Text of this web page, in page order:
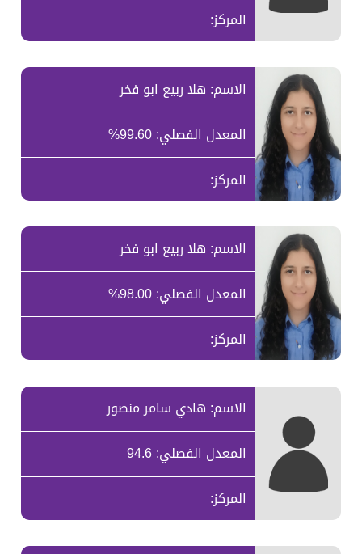
المركز:
الاسم: هلا ربيع ابو فخر
المعدل الفصلي: 99.60%
المركز:
الاسم: هلا ربيع ابو فخر
المعدل الفصلي: 98.00%
المركز:
الاسم: هادي سامر منصور
المعدل الفصلي: 94.6
المركز: